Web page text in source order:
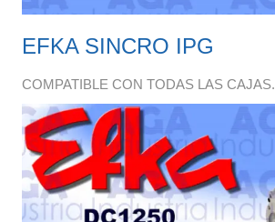
EFKA SINCRO IPG
COMPATIBLE CON TODAS LAS CAJAS.